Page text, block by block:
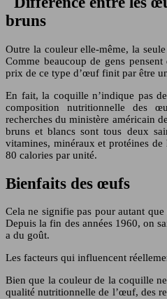
bruns
Outre la couleur elle-même, la
Comme beaucoup de gens
prix de ce type d’œuf finit par être
En fait, la coquille n’indique pas
composition nutritionnelle des
recherches du ministère américain
bruns et blancs sont tous deux
vitamines, minéraux et protéines
80 calories par unité.
Bienfaits des œufs
Cela ne signifie pas pour autant
Depuis la fin des années 1960, on
a du goût.
Les facteurs qui influencent
Bien que la couleur de la coquille
qualité nutritionnelle de l’œuf, des